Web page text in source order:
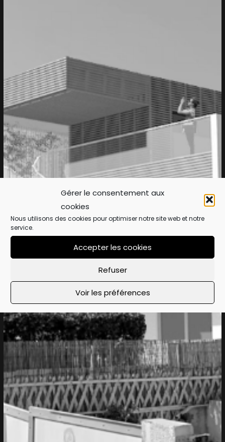
Gérer le consentement aux
cookies
Nous utilisons des cookies pour optimiser notre site web et notre
service.
Accepter les cookies
Refuser
Voir les préférences